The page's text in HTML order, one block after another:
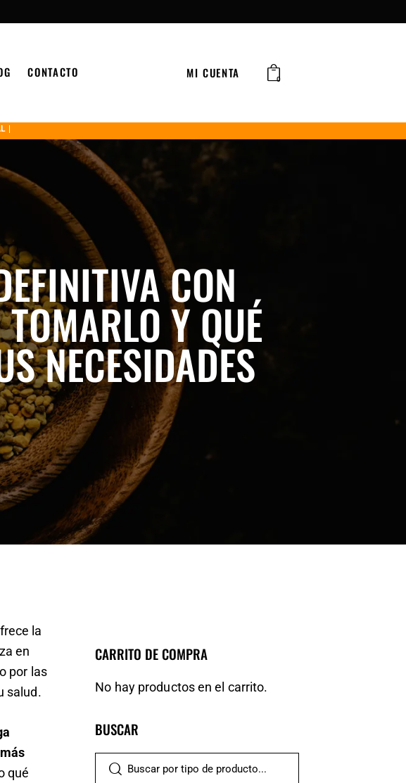
CONTACTO MI CUENTA 0
|
CON
Y QUÉ
NECESIDADES
la
en
por las
salud.
qué
CARRITO DE COMPRA
No hay productos en el carrito.
BUSCAR